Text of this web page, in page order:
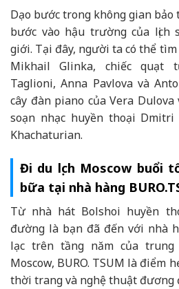
Dạo bước trong không gian
bước vào hậu trường của lịch
giới. Tại đây, người ta có thể
Mikhail Glinka, chiếc quạt
Taglioni, Anna Pavlova và
cây đàn piano của Vera
soạn nhạc huyền thoại Dmitri
Khachaturian.
Đi du lịch Moscow buổi
bữa tại nhà hàng
Từ nhà hát Bolshoi huyền
đường là bạn đã đến với nhà
lạc trên tầng năm của trung
Moscow, BURO. TSUM là điểm
thời trang và nghệ thuật đương